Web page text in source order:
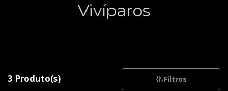
Vivíparos
3 Produto(s) Filtros